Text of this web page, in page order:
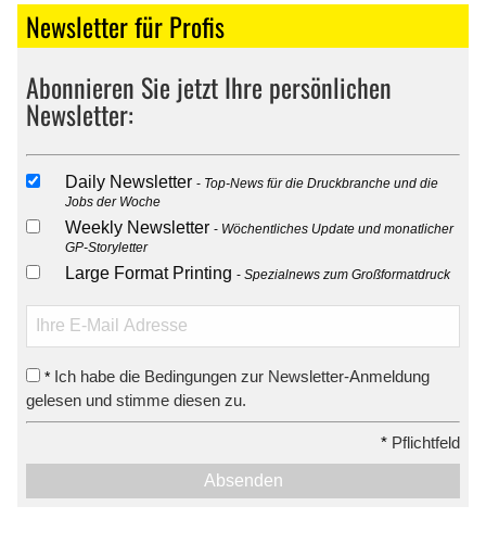
Newsletter für Profis
Abonnieren Sie jetzt Ihre persönlichen
Newsletter:
Daily Newsletter
Top-News für die Druckbranche und die
Jobs der Woche
Weekly Newsletter
Wöchentliches Update und monatlicher
GP-Storyletter
Large Format Printing Spezialnews zum Großformatdruck
* Ich habe die Bedingungen zur Newsletter-Anmeldung
gelesen und stimme diesen zu.
* Pflichtfeld
Absenden